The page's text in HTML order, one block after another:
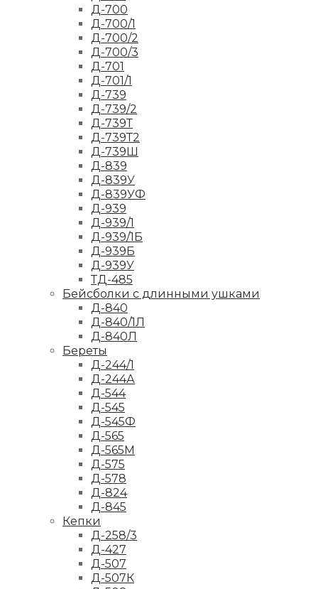
Д-700
Д-700/1
Д-700/2
Д-700/3
Д-701
Д-701/1
Д-739
Д-739/2
Д-739Т
Д-739Т2
Д-739Ш
Д-839
Д-839У
Д-839УФ
Д-939
Д-939/1
Д-939/1Б
Д-939Б
Д-939У
ТД-485
Бейсболки с длинными ушками
Д-840
Д-840/1Л
Д-840Л
Береты
Д-244/1
Д-244А
Д-544
Д-545
Д-545Ф
Д-565
Д-565М
Д-575
Д-578
Д-824
Д-845
Кепки
Д-258/3
Д-427
Д-507
Д-507К